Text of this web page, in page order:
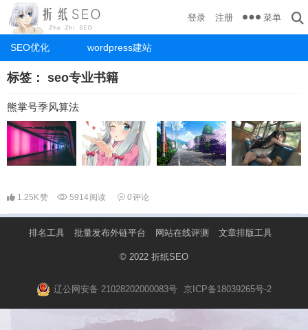
SEO优化 wordpress建站
登录 注册 菜单
标签： seo专业书籍
熊掌号季风算法
1.25K赞 5914阅读 0评论
排名工具 批量发布外链平台 网站在线评测 文章排版工具
© 2022 折纸SEO
辽公网安备 21028202000083号 京ICP备18039265号-2